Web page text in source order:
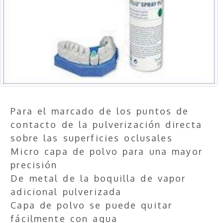
Para el marcado de los puntos de
contacto de la pulverización directa
sobre las superficies oclusales
Micro capa de polvo para una mayor
precisión
De metal de la boquilla de vapor
adicional pulverizada
Capa de polvo se puede quitar
fácilmente con agua